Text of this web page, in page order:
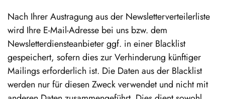
Nach Ihrer Austragung aus der Newsletterverteilerliste
wird Ihre E-Mail-Adresse bei uns bzw. dem
Newsletterdiensteanbieter ggf. in einer Blacklist
gespeichert, sofern dies zur Verhinderung künftiger
Mailings erforderlich ist. Die Daten aus der Blacklist
werden nur für diesen Zweck verwendet und nicht mit